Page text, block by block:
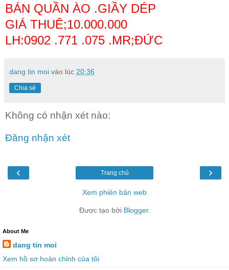
BÁN QUẦN ÀO .GIẦY DÉP
GIÁ THUÊ;10.000.000
LH:0902 .771 .075 .MR;ĐỨC
dang tin moi vào lúc 20:36
Chia sẻ
Không có nhận xét nào:
Đăng nhận xét
‹ ›
Trang chủ
Xem phiên bản web
Được tạo bởi Blogger.
About Me
dang tin moi
Xem hồ sơ hoàn chỉnh của tôi